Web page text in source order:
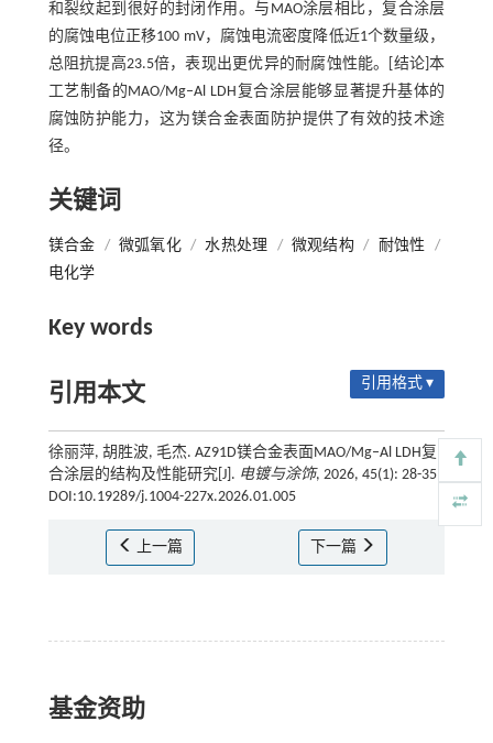
和裂纹起到很好的封闭作用。与MAO涂层相比，复合涂层
的腐蚀电位正移100 mV，腐蚀电流密度降低近1个数量级，
总阻抗提高23.5倍，表现出更优异的耐腐蚀性能。[结论]本
工艺制备的MAO/Mg–Al LDH复合涂层能够显著提升基体的
腐蚀防护能力，这为镁合金表面防护提供了有效的技术途
径。
关键词
镁合金 / 微弧氧化 / 水热处理 / 微观结构 / 耐蚀性 /
电化学
Key words
引用本文 引用格式 ▾
徐丽萍, 胡胜波, 毛杰. AZ91D镁合金表面MAO/Mg–Al LDH复
合涂层的结构及性能研究[J]. 电镀与涂饰, 2026, 45(1): 28-35
DOI:10.19289/j.1004-227x.2026.01.005
上一篇 下一篇
基金资助